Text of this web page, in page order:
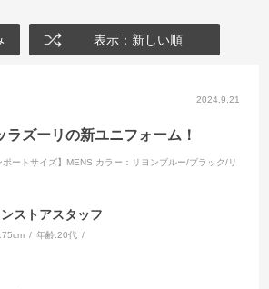
表示：新しい順
2024.9.21
ラズーリの新ユニフォーム！
ートサイズ】MENS カラー：リヨンブルー/ブラック/リ
ストアスタッフ
年齢:20代